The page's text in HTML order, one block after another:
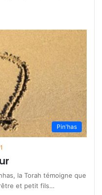
Pin'has
la Torah témoigne que
et petit fils…